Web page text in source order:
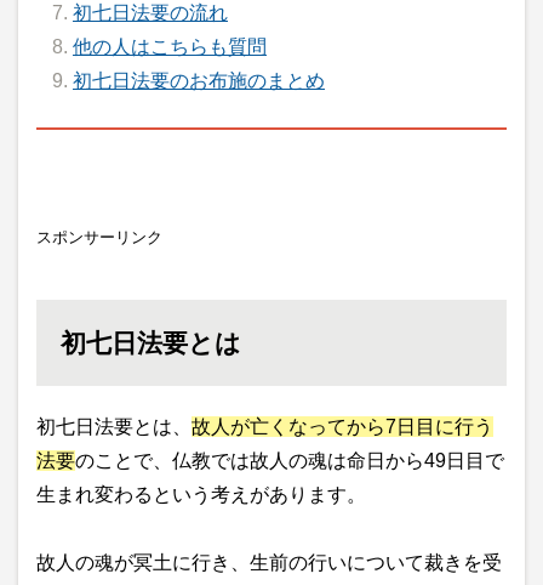
初七日法要の流れ
他の人はこちらも質問
初七日法要のお布施のまとめ
スポンサーリンク
初七日法要とは
初七日法要とは、 故人が亡くなってから7日目に行う
法要のことで、仏教では故人の魂は命日から49日目で
生まれ変わるという考えがあります。
故人の魂が冥土に行き、生前の行いについて裁きを受